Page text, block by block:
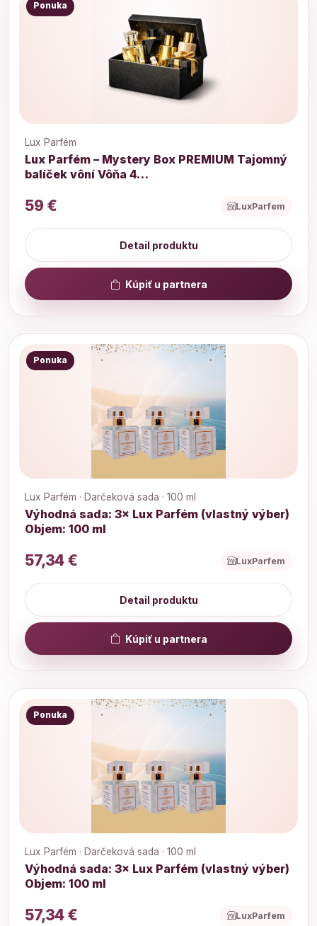
Ponuka
Lux Parfém
Lux Parfém – Mystery Box PREMIUM Tajomný
balíček vôní Vôňa 4…
59 € LuxParfem
Detail produktu
Kúpiť u partnera
Ponuka
Lux Parfém · Darčeková sada · 100 ml
Výhodná sada: 3× Lux Parfém (vlastný výber)
Objem: 100 ml
57,34 € LuxParfem
Detail produktu
Kúpiť u partnera
Ponuka
Lux Parfém · Darčeková sada · 100 ml
Výhodná sada: 3× Lux Parfém (vlastný výber)
Objem: 100 ml
57,34 € LuxParfem